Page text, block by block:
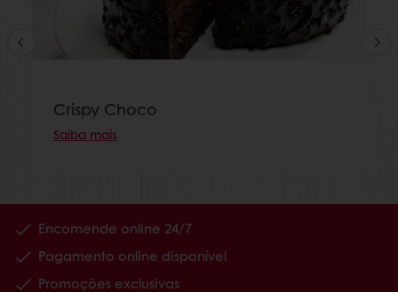
Crispy Choco
Saiba mais
Encomende online 24/7
Pagamento online disponível
Promoções exclusivas